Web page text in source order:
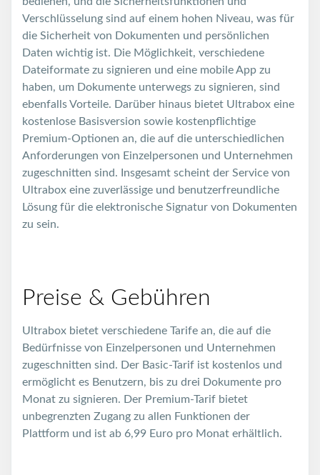
Verschlüsselung sind auf einem hohen Niveau, was für
die Sicherheit von Dokumenten und persönlichen
Daten wichtig ist. Die Möglichkeit, verschiedene
Dateiformate zu signieren und eine mobile App zu
haben, um Dokumente unterwegs zu signieren, sind
ebenfalls Vorteile. Darüber hinaus bietet Ultrabox eine
kostenlose Basisversion sowie kostenpflichtige
Premium-Optionen an, die auf die unterschiedlichen
Anforderungen von Einzelpersonen und Unternehmen
zugeschnitten sind. Insgesamt scheint der Service von
Ultrabox eine zuverlässige und benutzerfreundliche
Lösung für die elektronische Signatur von Dokumenten
zu sein.
Preise & Gebühren
Ultrabox bietet verschiedene Tarife an, die auf die
Bedürfnisse von Einzelpersonen und Unternehmen
zugeschnitten sind. Der Basic-Tarif ist kostenlos und
ermöglicht es Benutzern, bis zu drei Dokumente pro
Monat zu signieren. Der Premium-Tarif bietet
unbegrenzten Zugang zu allen Funktionen der
Plattform und ist ab 6,99 Euro pro Monat erhältlich.